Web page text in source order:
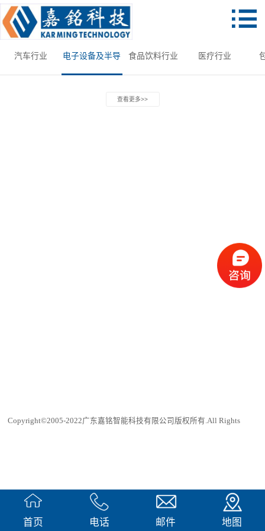
汽车行业 电子设备及半导 食品饮料行业 医疗行业
Copyright©2005-2022广东嘉铭智能科技有限公司版权所有.All Rights
首页 电话 邮件 地图